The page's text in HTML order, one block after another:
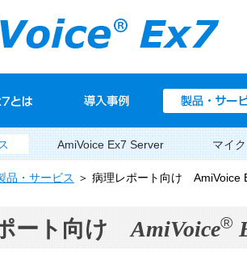
AmiVoice Ex7 Server マイク
品・サービス ＞ 病理レポート向け AmiVoice
ート向けAmiVoice®